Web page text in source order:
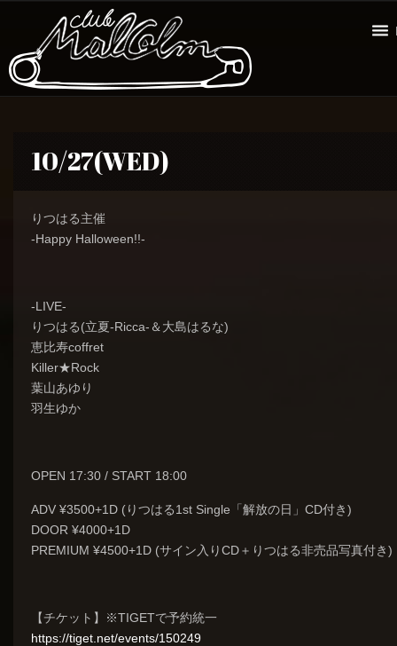
10/27(WED)
りつはる主催
-Happy Halloween!!-
-LIVE-
りつはる(立夏-Ricca-＆大島はるな)
恵比寿coffret
Killer★Rock
葉山あゆり
羽生ゆか
OPEN 17:30 / START 18:00
ADV ¥3500+1D (りつはる1st Single「解放の日」CD付き)
DOOR ¥4000+1D
PREMIUM ¥4500+1D (サイン入りCD＋りつはる非売品写真付き)
【チケット】※TIGETで予約統一
https://tiget.net/events/150249